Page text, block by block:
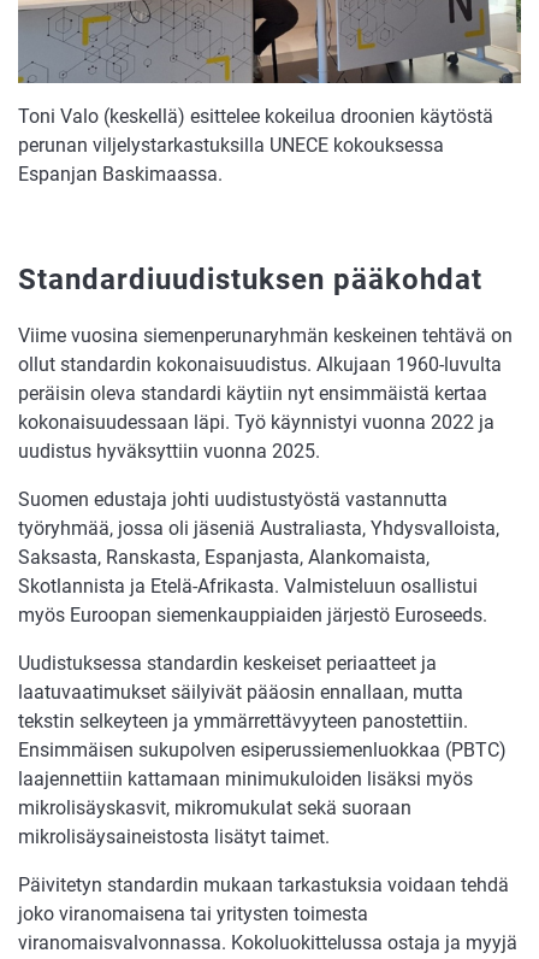
Toni Valo (keskellä) esittelee kokeilua droonien käytöstä
perunan viljelystarkastuksilla UNECE kokouksessa
Espanjan Baskimaassa.
Standardiuudistuksen pääkohdat
Viime vuosina siemenperunaryhmän keskeinen tehtävä on
ollut standardin kokonaisuudistus. Alkujaan 1960-luvulta
peräisin oleva standardi käytiin nyt ensimmäistä kertaa
kokonaisuudessaan läpi. Työ käynnistyi vuonna 2022 ja
uudistus hyväksyttiin vuonna 2025.
Suomen edustaja johti uudistustyöstä vastannutta
työryhmää, jossa oli jäseniä Australiasta, Yhdysvalloista,
Saksasta, Ranskasta, Espanjasta, Alankomaista,
Skotlannista ja Etelä-Afrikasta. Valmisteluun osallistui
myös Euroopan siemenkauppiaiden järjestö Euroseeds.
Uudistuksessa standardin keskeiset periaatteet ja
laatuvaatimukset säilyivät pääosin ennallaan, mutta
tekstin selkeyteen ja ymmärrettävyyteen panostettiin.
Ensimmäisen sukupolven esiperussiemenluokkaa (PBTC)
laajennettiin kattamaan minimukuloiden lisäksi myös
mikrolisäyskasvit, mikromukulat sekä suoraan
mikrolisäysaineistosta lisätyt taimet.
Päivitetyn standardin mukaan tarkastuksia voidaan tehdä
joko viranomaisena tai yritysten toimesta
viranomaisvalvonnassa. Kokoluokittelussa ostaja ja myyjä